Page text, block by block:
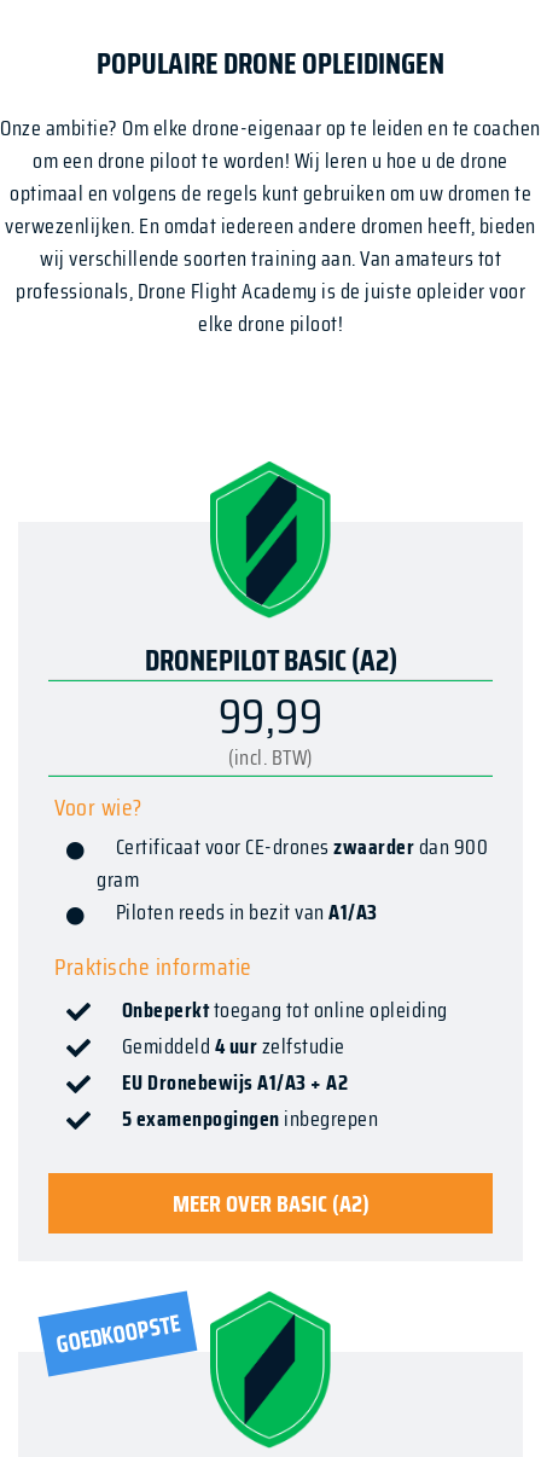
POPULAIRE DRONE OPLEIDINGEN
Onze ambitie? Om elke drone-eigenaar op te leiden en te coachen
om een drone piloot te worden! Wij leren u hoe u de drone
optimaal en volgens de regels kunt gebruiken om uw dromen te
verwezenlijken. En omdat iedereen andere dromen heeft, bieden
wij verschillende soorten training aan. Van amateurs tot
professionals, Drone Flight Academy is de juiste opleider voor
elke drone piloot!
DRONEPILOT BASIC (A2)
99,99
(incl. BTW)
Voor wie?
Certificaat voor CE-droneszwaarderdan 900
gram
Piloten reeds in bezit vanA1/A3
Praktische informatie
Onbeperkttoegang tot online opleiding
Gemiddeld4 uurzelfstudie
EU Dronebewijs A1/A3 + A2
5 examenpogingeninbegrepen
MEER OVER BASIC (A2)
GOEDKOOPSTE